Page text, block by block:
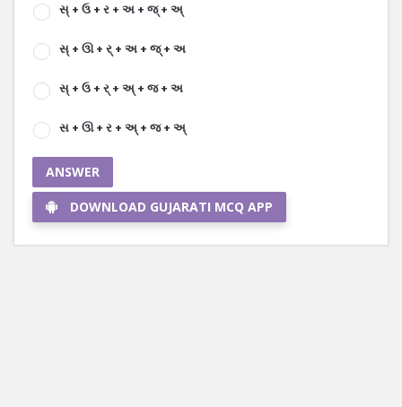
સ્ + ઉ + ર + અ + જ્ + અ્
સ્ + ઊ + ર્ + અ + જ્ + અ
સ્ + ઉ + ર્ + અ્ + જ + અ
સ + ઊ + ર + અ્ + જ + અ્
ANSWER
DOWNLOAD GUJARATI MCQ APP